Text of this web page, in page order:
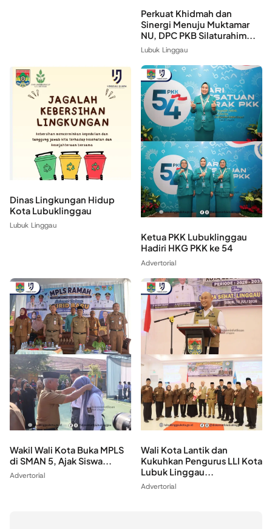
Perkuat Khidmah dan
Sinergi Menuju Muktamar
NU, DPC PKB Silaturahim...
Lubuk Linggau
Dinas Lingkungan Hidup
Kota Lubuklinggau
Lubuk Linggau
‎Ketua PKK Lubuklinggau
Hadiri HKG PKK ke 54
Advertorial
Wakil Wali Kota Buka MPLS
di SMAN 5, Ajak Siswa...
Advertorial
Wali Kota Lantik dan
Kukuhkan Pengurus LLI Kota
Lubuk Linggau...
Advertorial